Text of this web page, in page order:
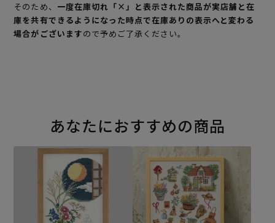
そのため、 一度在庫切れ「×」と表示された商品が実店舗と在
庫を共有できるようになった時点で在庫ありの表示へと変わる
場合がございますので予めご了承ください。
あなたにおすすめの商品